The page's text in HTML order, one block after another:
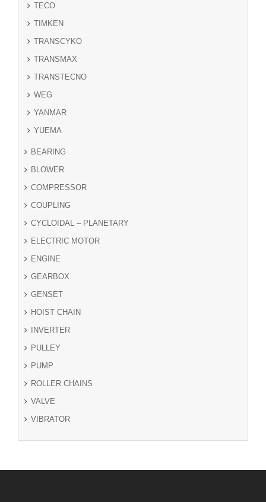
TECO
TIMKEN
TRANSCYKO
TRANSMAX
TRANSTECNO
WEG
YANMAR
YUEMA
BEARING
BLOWER
COMPRESSOR
COUPLING
CYCLOIDAL – PLANETARY
ELECTRIC MOTOR
ENGINE
GEARBOX
GENSET
HOIST CHAIN
INVERTER
PULLEY
PUMP
ROLLER CHAINS
VALVE
VIBRATOR